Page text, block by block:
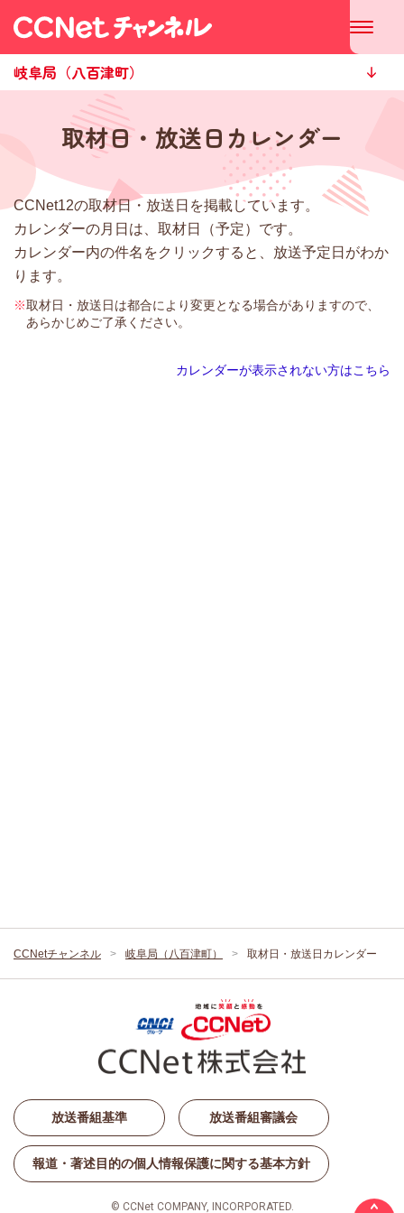
岐阜局（八百津町）
取材日・放送日カレンダー
CCNet12の取材日・放送日を掲載しています。
カレンダーの月日は、取材日（予定）です。
カレンダー内の件名をクリックすると、放送予定日がわか
ります。
※取材日・放送日は都合により変更となる場合がありますので、
あらかじめご了承ください。
カレンダーが表示されない方はこちら
CCNetチャンネル 岐阜局（八百津町） 取材日・放送日カレンダー
放送番組基準 放送番組審議会
報道・著述目的の個人情報保護に関する基本方針
© CCNet COMPANY, INCORPORATED.